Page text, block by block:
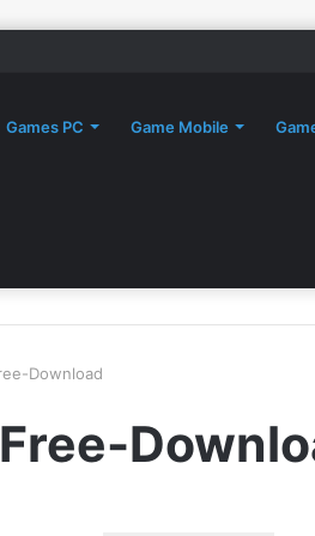
Games PC Game Mobile
Download